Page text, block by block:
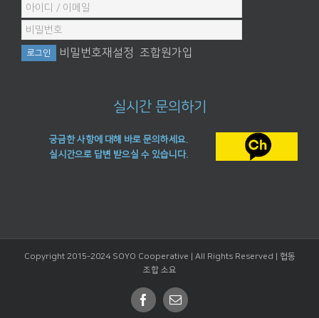
비밀번호재설정 조합원가입
실시간 문의하기
궁금한 사항에 대해 바로 문의하세요.
실시간으로 답변 받으실 수 있습니다.
Copyright 2015-2024 SOYO Cooperative | All Rights Reserved | 협동
조합 소요
Facebook
Email